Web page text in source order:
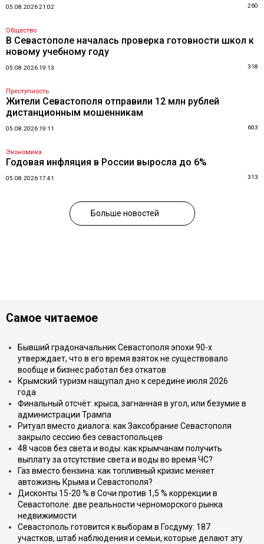
05.08.2026 21:02 260
Общество
В Севастополе началась проверка готовности школ к
новому учебному году
05.08.2026 19:13 318
Преступность
Жители Севастополя отправили 12 млн рублей
дистанционным мошенникам
05.08.2026 19:11 603
Экономика
Годовая инфляция в России выросла до 6%
05.08.2026 17:41 313
Больше новостей
Самое читаемое
Бывший градоначальник Севастополя эпохи 90-х
утверждает, что в его время взяток не существовало
вообще и бизнес работал без откатов
Крымский туризм нащупал дно к середине июля 2026
года
Финальный отсчёт: крыса, загнанная в угол, или безумие в
администрации Трампа
Ритуал вместо диалога: как Заксобрание Севастополя
закрыло сессию без севастопольцев
48 часов без света и воды: как крымчанам получить
выплату за отсутствие света и воды во время ЧС?
Газ вместо бензина: как топливный кризис меняет
автожизнь Крыма и Севастополя?
Дисконты 15-20 % в Сочи против 1,5 % коррекции в
Севастополе: две реальности черноморского рынка
недвижимости
Севастополь готовится к выборам в Госдуму: 187
участков, штаб наблюдения и семьи, которые делают эту